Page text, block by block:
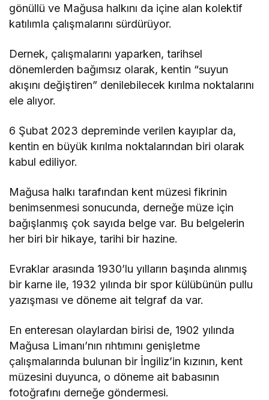
gönüllü ve Mağusa halkını da içine alan kolektif
katılımla çalışmalarını sürdürüyor.
Dernek, çalışmalarını yaparken, tarihsel
dönemlerden bağımsız olarak, kentin “suyun
akışını değiştiren” denilebilecek kırılma noktalarını
ele alıyor.
6 Şubat 2023 depreminde verilen kayıplar da,
kentin en büyük kırılma noktalarından biri olarak
kabul ediliyor.
Mağusa halkı tarafından kent müzesi fikrinin
benimsenmesi sonucunda, derneğe müze için
bağışlanmış çok sayıda belge var. Bu belgelerin
her biri bir hikaye, tarihi bir hazine.
Evraklar arasında 1930’lu yılların başında alınmış
bir karne ile, 1932 yılında bir spor külübünün pullu
yazışması ve döneme ait telgraf da var.
En enteresan olaylardan birisi de, 1902 yılında
Mağusa Limanı’nın rıhtımını genişletme
çalışmalarında bulunan bir İngiliz’in kızının, kent
müzesini duyunca, o döneme ait babasının
fotoğrafını derneğe göndermesi.